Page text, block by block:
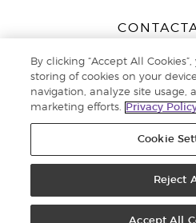
9727 AJ
Înscriere Brand
Politica de
By clicking “Accept All
storing of cookies on your
navigation, analyze site usage,
marketing efforts.
Privacy
Cookie
Reject